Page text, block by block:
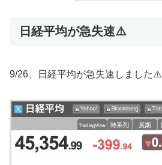
日経平均が急失速⚠️
9/26、日経平均が急失速しました⚠️